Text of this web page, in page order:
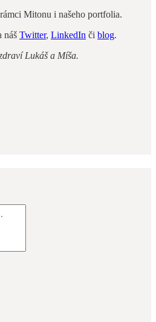
Mitonu i našeho portfolia.
náš Twitter, LinkedIn či blog.
Lukáš a Míša.